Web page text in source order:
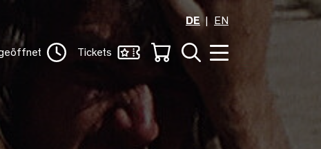
DE
EN
Tickets